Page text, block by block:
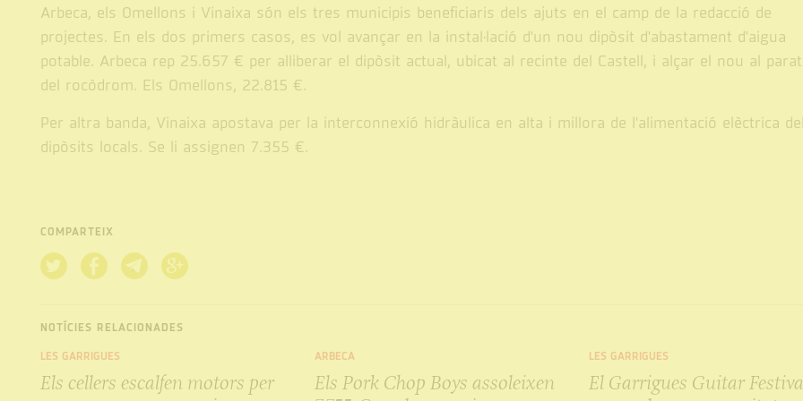
Arbeca, els Omellons i Vinaixa són els tres municipis beneficiaris dels ajuts en el camp de la redacció de
projectes. En els dos primers casos, es vol avançar en la instal·lació d'un nou dipòsit d'abastament d'aigua
potable. Arbeca rep 25.657 € per alliberar el dipòsit actual, ubicat al recinte del Castell, i alçar el nou al
del rocòdrom. Els Omellons, 22.815 €.
Per altra banda, Vinaixa apostava per la interconnexió hidràulica en alta i millora de l'alimentació elèctrica
dipòsits locals. Se li assignen 7.355 €.
COMPARTEIX
NOTÍCIES RELACIONADES
LES GARRIGUES
Els cellers escalfen motors per
ARBECA
Els Pork Chop Boys assoleixen
LES GARRIGUES
El Garrigues Guitar